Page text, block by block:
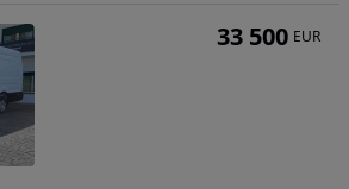
33 500 EUR